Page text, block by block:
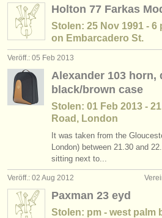
Holton 77 Farkas
Stolen: 25 Nov 1991 - 6
on Embarcadero St.
Veröff.: 05 Feb 2013
Alexander 103 horn,
black/brown case
Stolen: 01 Feb 2013 -
Road, London
It was taken from the
London) between 21.30 and
sitting next to...
Veröff.: 02 Aug 2012
Paxman 23 eyd
Stolen: pm - west palm